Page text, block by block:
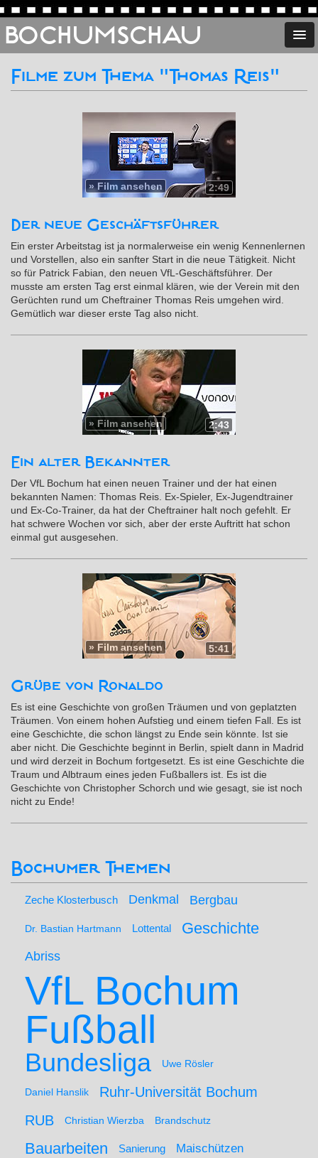
BOCHUMSCHAU
Filme zum Thema "Thomas Reis"
2:49
»Film ansehen
Der neue Geschäftsführer
Ein erster Arbeitstag ist ja normalerweise ein wenig Kennenlernen
und Vorstellen, also ein sanfter Start in die neue Tätigkeit. Nicht
so für Patrick Fabian, den neuen VfL-Geschäftsführer. Der
musste am ersten Tag erst einmal klären, wie der Verein mit den
Gerüchten rund um Cheftrainer Thomas Reis umgehen wird.
Gemütlich war dieser erste Tag also nicht.
2:43
» Film ansehen
Ein alter Bekannter
Der VfL Bochum hat einen neuen Trainer und der hat einen
bekannten Namen: Thomas Reis. Ex-Spieler, Ex-Jugendtrainer
und Ex-Co-Trainer, da hat der Cheftrainer halt noch gefehlt. Er
hat schwere Wochen vor sich, aber der erste Auftritt hat schon
einmal gut ausgesehen.
5:41
» Film ansehen
Grüße von Ronaldo
Es ist eine Geschichte von großen Träumen und von geplatzten
Träumen. Von einem hohen Aufstieg und einem tiefen Fall. Es ist
eine Geschichte, die schon längst zu Ende sein könnte. Ist sie
aber nicht. Die Geschichte beginnt in Berlin, spielt dann in Madrid
und wird derzeit in Bochum fortgesetzt. Es ist eine Geschichte die
Traum und Albtraum eines jeden Fußballers ist. Es ist die
Geschichte von Christopher Schorch und wie gesagt, sie ist noch
nicht zu Ende!
Bochumer Themen
Zeche Klosterbusch Denkmal Bergbau
Dr. Bastian Hartmann Lottental Geschichte
Abriss
VfL Bochum
Fußball
Bundesliga Uwe Rösler
Daniel Hanslik
Ruhr-Universität Bochum
RUB
Christian Wierzba Brandschutz
Bauarbeiten Sanierung
Maischützen